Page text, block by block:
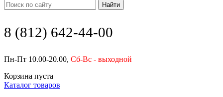
Найти
8 (812) 642-44-00
Пн-Пт 10.00-20.00, Сб-Вс - выходной
Корзина пуста
Каталог товаров